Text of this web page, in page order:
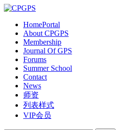
HomePortal
About CPGPS
Membership
Journal Of GPS
Forums
Summer School
Contact
News
师资
列表样式
VIP会员